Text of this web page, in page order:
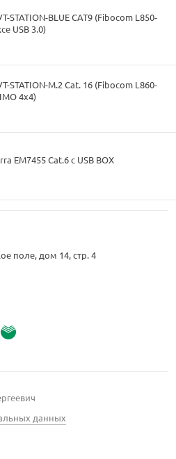
STATION-BLUE CAT9 (Fibocom L850-
USB 3.0)
STATION-M.2 Cat. 16 (Fibocom L860-
4x4)
EM7455 Cat.6 с USB BOX
поле, дом 14, стр. 4
данных